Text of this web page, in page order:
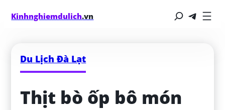
Kinhnghiemdulich.vn
Du Lịch Đà Lạt
Thịt bò ốp bô món